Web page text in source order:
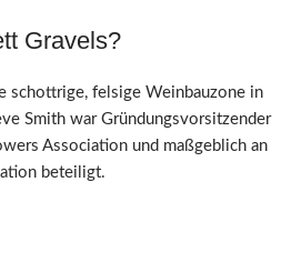
Gravels?
schottrige, felsige Weinbauzone in
Smith war Gründungsvorsitzender
Association und maßgeblich an
beteiligt.